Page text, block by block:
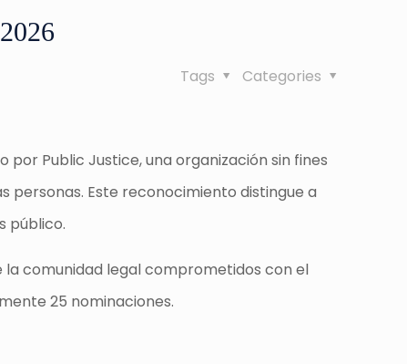
Categories
Tags
Public Justice, una organización sin fines
personas. Este reconocimiento distingue a
público.
la comunidad legal comprometidos con el
25 nominaciones.